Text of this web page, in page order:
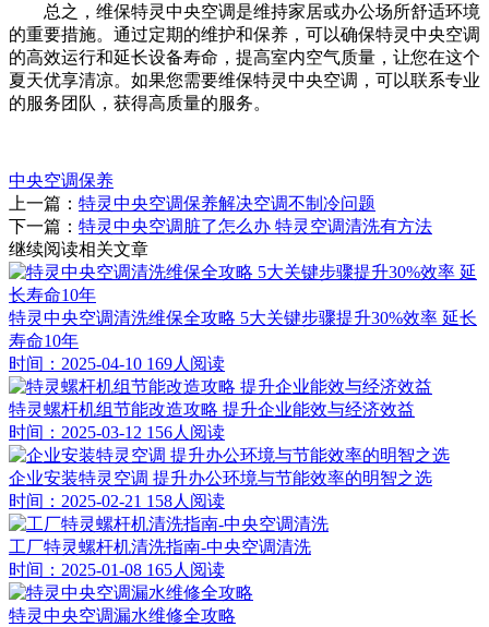
总之，维保特灵中央空调是维持家居或办公场所舒适环境
的重要措施。通过定期的维护和保养，可以确保特灵中央空调
的高效运行和延长设备寿命，提高室内空气质量，让您在这个
夏天优享清凉。如果您需要维保特灵中央空调，可以联系专业
的服务团队，获得高质量的服务。
中央空调保养
上一篇： 特灵中央空调保养解决空调不制冷问题
下一篇： 特灵中央空调脏了怎么办 特灵空调清洗有方法
继续阅读相关文章
特灵中央空调清洗维保全攻略 5大关键步骤提升30%效率 延长
寿命10年
时间：2025-04-10 169人阅读
特灵螺杆机组节能改造攻略 提升企业能效与经济效益
时间：2025-03-12 156人阅读
企业安装特灵空调 提升办公环境与节能效率的明智之选
时间：2025-02-21 158人阅读
工厂特灵螺杆机清洗指南-中央空调清洗
时间：2025-01-08 165人阅读
特灵中央空调漏水维修全攻略